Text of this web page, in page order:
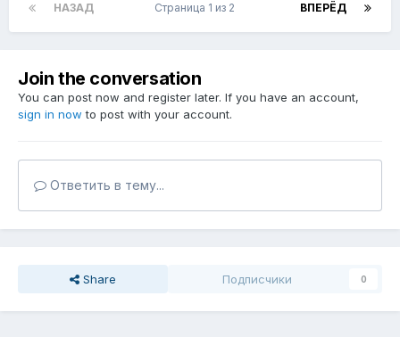
НАЗАД ВПЕРЁД
Страница 1 из 2
Join the conversation
You can post now and register later. If you have an account,
sign in now to post with your account.
Ответить в тему...
Share Подписчики 0